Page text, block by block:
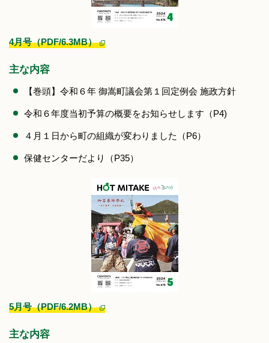
4月号（PDF/6.3MB）
主な内容
【巻頭】令和６年 御嵩町議会第１回定例会 施政方針
令和６年度当初予算の概要をお知らせします（P4)
４月１日から町の組織が変わりました（P6）
保健センターだより（P35）
5月号（PDF/6.2MB）
主な内容